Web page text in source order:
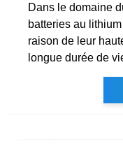
Dans le domaine
batteries au
raison de leur
longue durée de